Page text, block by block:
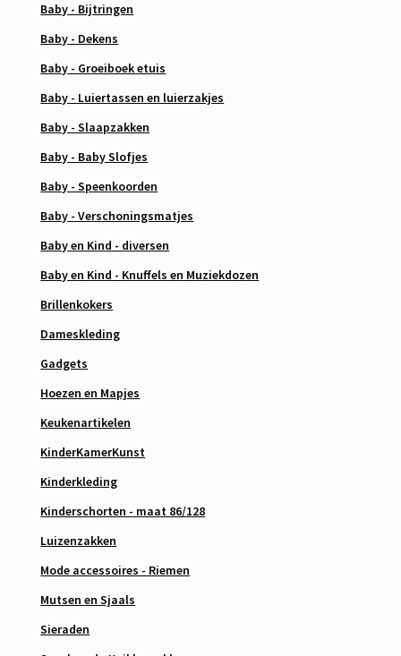
Baby - Bijtringen
Baby - Dekens
Baby - Groeiboek etuis
Baby - Luiertassen en luierzakjes
Baby - Slaapzakken
Baby - Baby Slofjes
Baby - Speenkoorden
Baby - Verschoningsmatjes
Baby en Kind - diversen
Baby en Kind - Knuffels en Muziekdozen
Brillenkokers
Dameskleding
Gadgets
Hoezen en Mapjes
Keukenartikelen
KinderKamerKunst
Kinderkleding
Kinderschorten - maat 86/128
Luizenzakken
Mode accessoires - Riemen
Mutsen en Sjaals
Sieraden